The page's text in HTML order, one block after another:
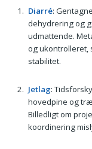
Diarré:
dehydrering og
udmattende.
og ukontrolleret,
stabilitet.
Jetlag:
hovedpine og
Billedligt om
koordinering